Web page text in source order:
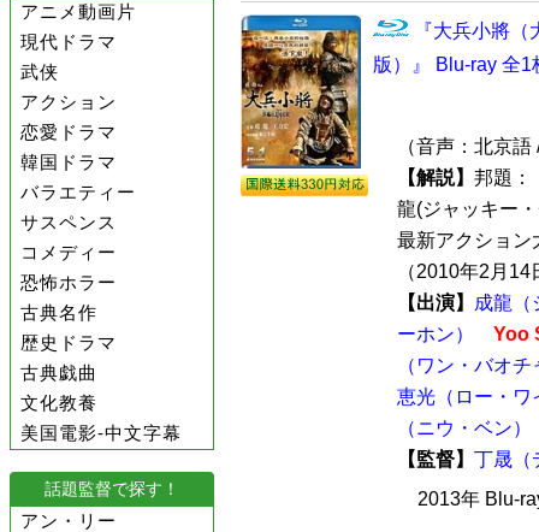
アニメ動画片
現代ドラマ
武侠
アクション
恋愛ドラマ
韓国ドラマ
バラエティー
サスペンス
コメディー
恐怖ホラー
古典名作
歴史ドラマ
古典戯曲
文化教養
美国電影-中文字幕
話題監督で探す！
アン・リー
『大兵小將
版）』 Blu-ray 全1
（音声：北京
【解説】 邦題：
龍(ジャッキー
最新アクション
（2010年2月
【出演】
成龍（
ーホン）
Yoo
（ワン・バオ
恵光（ロー・ワ
（ニウ・ベン）
【監督】 丁晟（
2013年 Blu-